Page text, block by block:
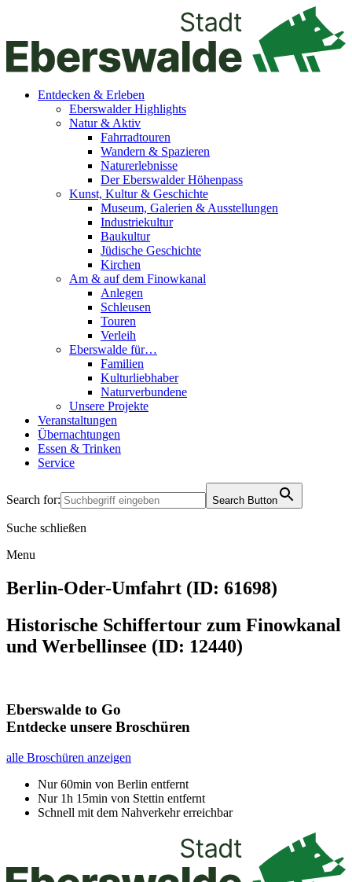
Entdecken & Erleben
Eberswalder Highlights
Natur & Aktiv
Fahrradtouren
Wandern & Spazieren
Naturerlebnisse
Der Eberswalder Höhenpass
Kunst, Kultur & Geschichte
Museum, Galerien & Ausstellungen
Industriekultur
Baukultur
Jüdische Geschichte
Kirchen
Am & auf dem Finowkanal
Anlegen
Schleusen
Touren
Verleih
Eberswalde für…
Familien
Kulturliebhaber
Naturverbundene
Unsere Projekte
Veranstaltungen
Übernachtungen
Essen & Trinken
Service
Search for: Search Button
Suche schließen
Menu
Berlin-Oder-Umfahrt (ID: 61698)
Historische Schiffertour zum Finowkanal
und Werbellinsee (ID: 12440)
Eberswalde to Go
Entdecke unsere Broschüren
alle Broschüren anzeigen
Nur 60min von Berlin entfernt
Nur 1h 15min von Stettin entfernt
Schnell mit dem Nahverkehr erreichbar